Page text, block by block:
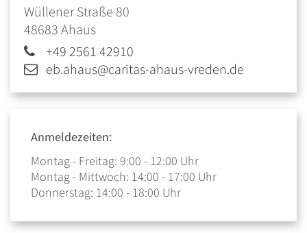
Wüllener Straße 80
48683Ahaus
+49 2561 42910
eb.ahaus@caritas-ahaus-vreden.de
Anmeldezeiten:
Montag - Freitag: 9:00 - 12:00 Uhr
Montag - Mittwoch: 14:00 - 17:00 Uhr
Donnerstag: 14:00 - 18:00 Uhr